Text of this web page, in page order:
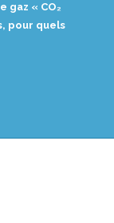
biogénique :
? »